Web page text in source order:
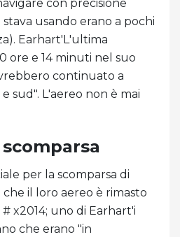
con precisione
usando erano a pochi
Earhart'L'ultima
ore e 14 minuti nel suo
continuato a
sud". L'aereo non è mai
per la scomparsa di
il loro aereo è rimasto
x2014; uno di Earhart'i
che erano "in